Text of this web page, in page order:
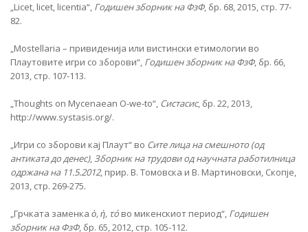
„Licet, licet, licentia“, Годишен зборник на ФзФ, бр. 68, 2015, стр. 77-
82.
„Mostellaria – привиденија или вистински етимологии во
Плаутовите игри со зборови“, Годишен зборник на ФзФ, бр. 66,
2013, стр. 107-113.
„Thoughts on Mycenaean O-we-to“, Систасис, бр. 22, 2013,
http://www.systasis.org/.
„Игри со зборови кај Плаут“ во Сите лица на смешното (од
антиката до денес),Зборник на трудови од научната работилница
одржана на 11.5.2012, прир. В. Томовска и В. Мартиновски, Скопје,
2013, стр. 269-275.
„Грчката заменка ὁ, ἡ, τό во микенскиот период“, Годишен
зборник на ФзФ, бр. 65, 2012, стр. 105-112.